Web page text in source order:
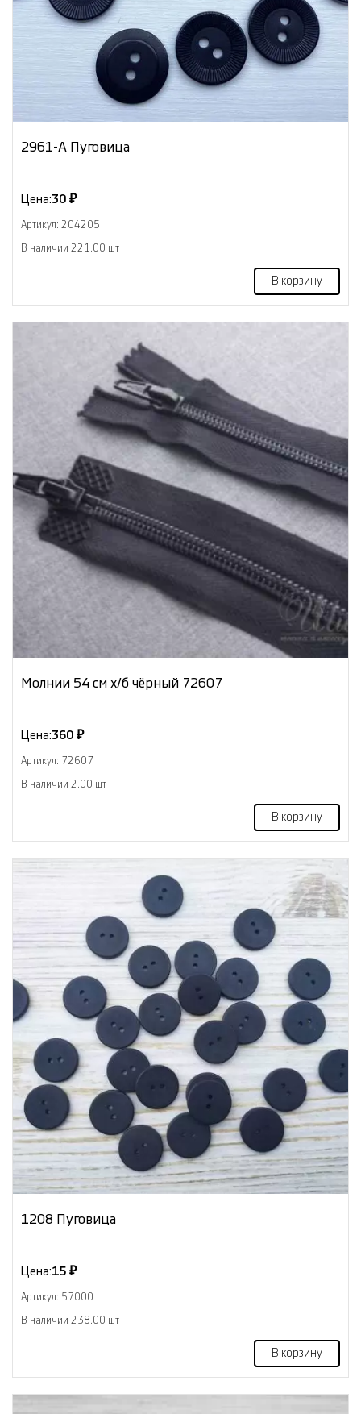
2961-А Пуговица
Цена:30 ₽
Артикул: 204205
В наличии 221.00 шт
В корзину
Молнии 54 см х/б чёрный 72607
Цена:360 ₽
Артикул: 72607
В наличии 2.00 шт
В корзину
1208 Пуговица
Цена:15 ₽
Артикул: 57000
В наличии 238.00 шт
В корзину